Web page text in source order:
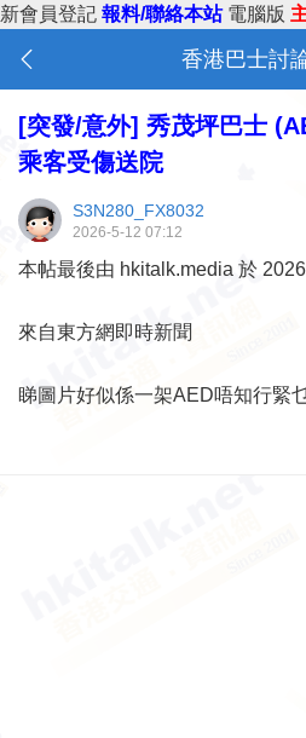
新會員登記 報料/聯絡本站 電腦版
香港巴士討
[突發/意外] 秀茂坪巴士
乘客受傷送院
S3N280_FX8032
2026-5-12 07:12
本帖最後由 hkitalk.media 於
來自東方網即時新聞
睇圖片好似係一架AED唔知行緊